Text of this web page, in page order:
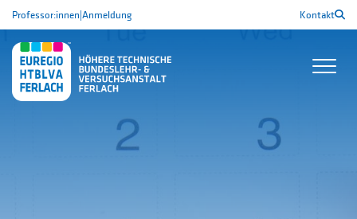
Professor:innen|Anmeldung Kontakt